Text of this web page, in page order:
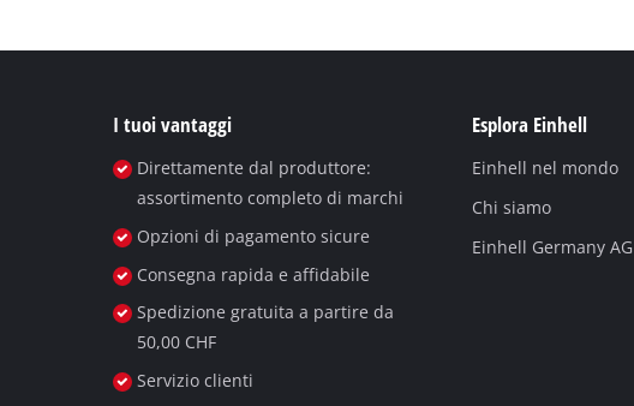
I tuoi vantaggi
Direttamente dal produttore:
assortimento completo di marchi
Opzioni di pagamento sicure
Consegna rapida e affidabile
Spedizione gratuita a partire da
50,00 CHF
Servizio clienti
Esplora Einhell
Einhell nel mondo
Chi siamo
Einhell Germany AG